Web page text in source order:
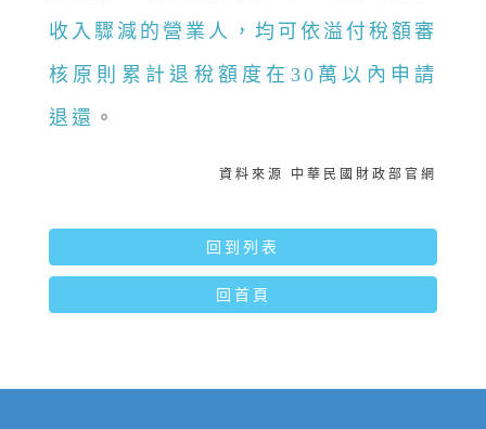
收入驟減的營業人，均可依溢付稅額審
核原則累計退稅額度在30萬以內申請
退還 。
資料來源 中華民國財政部官網
回到列表
回首頁